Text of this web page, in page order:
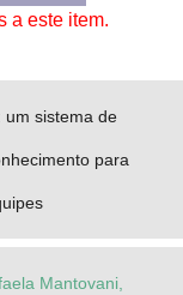
a este item.
um sistema de
para
Mantovani,